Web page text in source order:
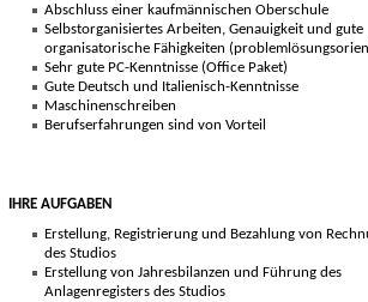
Abschluss einer kaufmännischen Oberschule
Selbstorganisiertes Arbeiten, Genauigkeit und gute
organisatorische Fähigkeiten
Sehr gute PC-Kenntnisse (Office Paket)
Gute Deutsch und Italienisch-Kenntnisse
Maschinenschreiben
Berufserfahrungen sind von Vorteil
IHRE AUFGABEN
Erstellung, Registrierung und Bezahlung von
des Studios
Erstellung von Jahresbilanzen und Führung des
Anlagenregisters des Studios